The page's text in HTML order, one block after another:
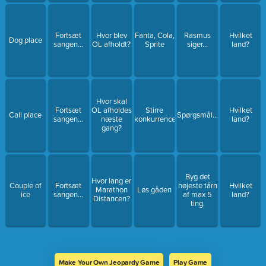
Dog place
Call place
Couple of
ice
Fortsæt
sangen...
Fortsæt
sangen...
Fortsæt
sangen...
Hvor blev
OL afholdt?
Hvor skal
OL afholdes
næste
gang?
Hvor lang er
Marathon
Distancen?
Fanta, Cola,
Sprite
Stirre
konkurrence
Løs gåden
Rasmus
siger...
Spørgsmål......
Byg det
højeste tårn
af max 5
ting.
Hvilket
land?
Hvilket
land?
Hvilket
land?
Make Your Own Jeopardy Game Play Game